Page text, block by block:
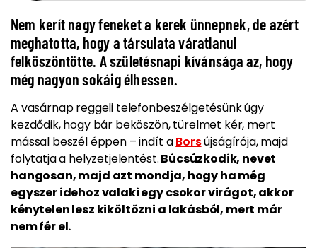
Nem kerít nagy feneket a kerek ünnepnek, de azért
meghatotta, hogy a társulata váratlanul
felköszöntötte. A születésnapi kívánsága az, hogy
még nagyon sokáig élhessen.
A vasárnap reggeli telefonbeszélgetésünk úgy
kezdődik, hogy bár beköszön, türelmet kér, mert
mással beszél éppen – indít aBorsújságírója, majd
folytatja a helyzetjelentést.Búcsúzkodik, nevet
hangosan, majd azt mondja, hogy ha még
egyszer idehoz valaki egy csokor virágot, akkor
kénytelen lesz kiköltözni a lakásból, mert már
nem fér el.